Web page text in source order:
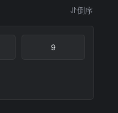
倒序
9